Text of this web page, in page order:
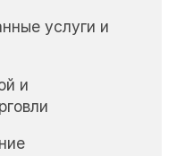
услуги и
и